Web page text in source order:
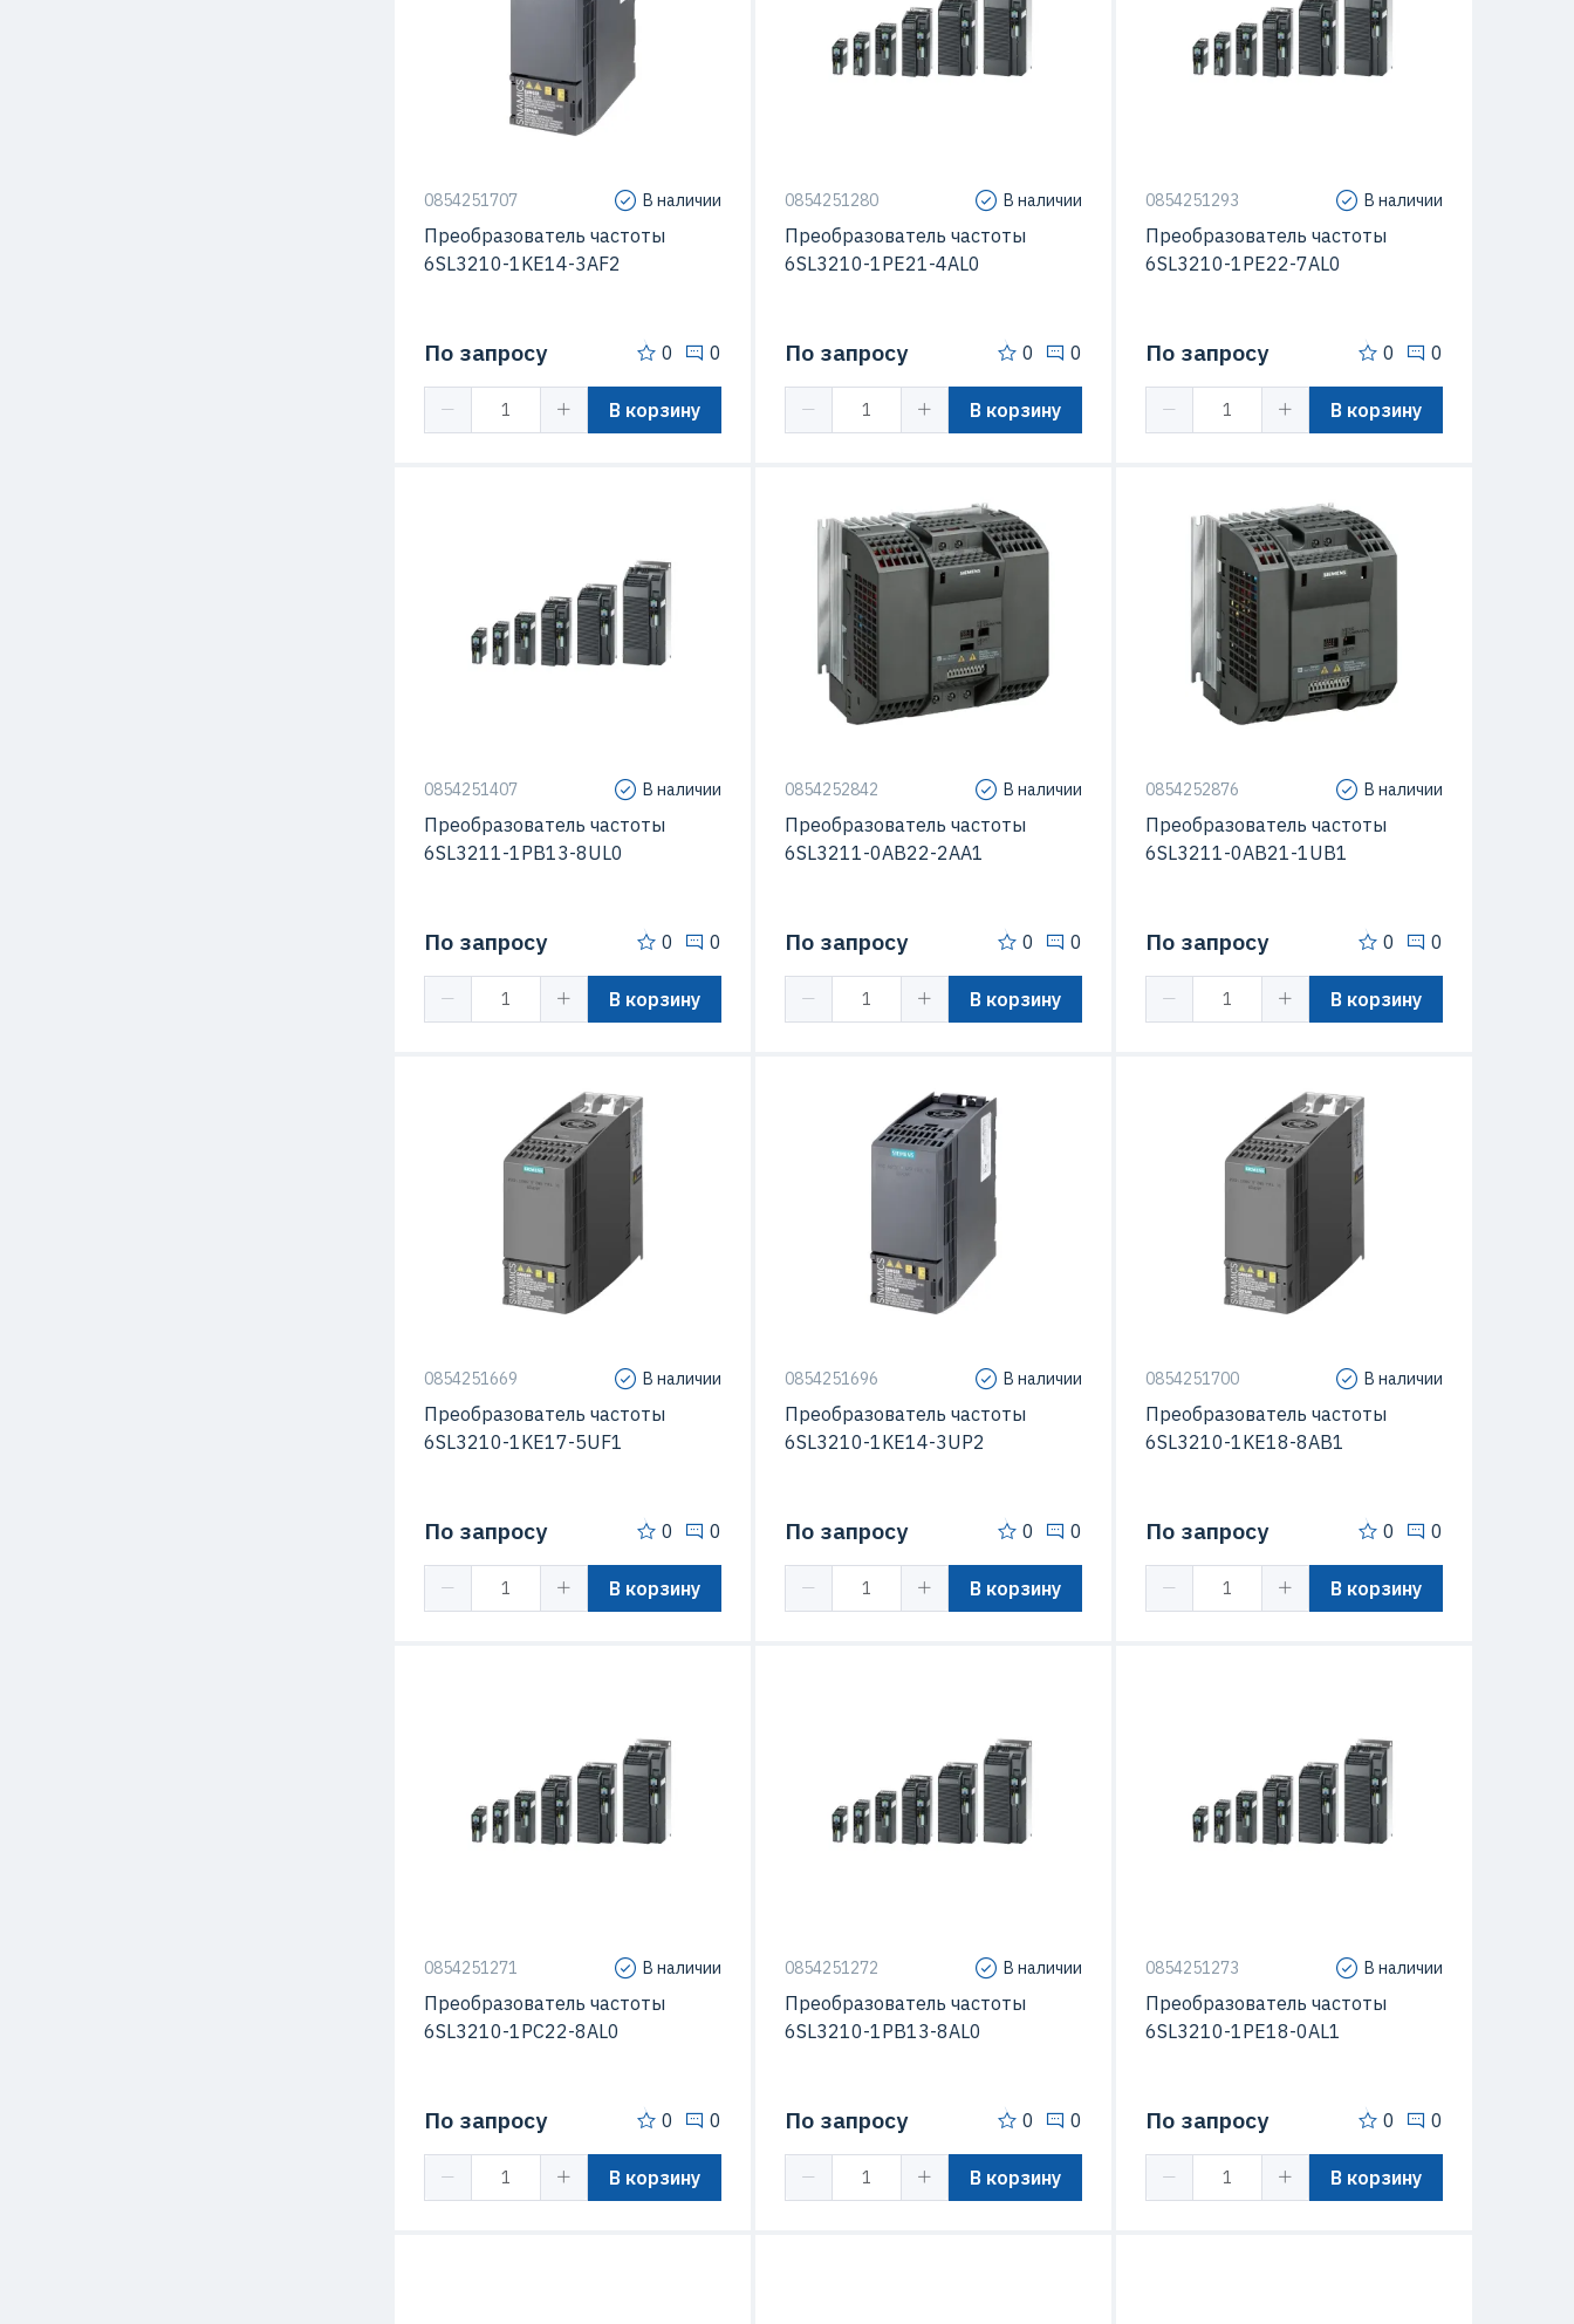
Степень защиты (IP)
Sinamics G120C
0854251707 В наличии
Преобразователь частоты
6SL3210-1KE14-3AF2
По запросу 0 0
В корзину
Степень защиты (IP)
0854251280 В наличии
Преобразователь частоты
6SL3210-1PE21-4AL0
По запросу 0 0
В корзину
Степень защиты (IP)
0854251293 В наличии
Преобразователь частоты
6SL3210-1PE22-7AL0
По запросу 0 0
В корзину
Степень защиты (IP)
0854251407 В наличии
Преобразователь частоты
6SL3211-1PB13-8UL0
По запросу 0 0
В корзину
Степень защиты (IP)
Серия SINAMICS G110
0854252842 В наличии
Преобразователь частоты
6SL3211-0AB22-2AA1
По запросу 0 0
В корзину
Степень защиты (IP)
SINAMICS G110
0854252876 В наличии
Преобразователь частоты
6SL3211-0AB21-1UB1
По запросу 0 0
В корзину
Степень защиты (IP)
0854251669 В наличии
Преобразователь частоты
6SL3210-1KE17-5UF1
По запросу 0 0
В корзину
Степень защиты (IP)
Sinamics G120C
0854251696 В наличии
Преобразователь частоты
6SL3210-1KE14-3UP2
По запросу 0 0
В корзину
Степень защиты (IP)
0854251700 В наличии
Преобразователь частоты
6SL3210-1KE18-8AB1
По запросу 0 0
В корзину
SINAMICS G120
0854251271 В наличии
Преобразователь частоты
6SL3210-1PC22-8AL0
По запросу 0 0
В корзину
Степень защиты (IP)
0854251272 В наличии
Преобразователь частоты
6SL3210-1PB13-8AL0
По запросу 0 0
В корзину
Степень защиты (IP)
0854251273 В наличии
Преобразователь частоты
6SL3210-1PE18-0AL1
По запросу 0 0
В корзину